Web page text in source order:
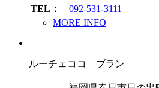
TEL：
092-531-3111
MORE INFO
ルーチェココ ブラン